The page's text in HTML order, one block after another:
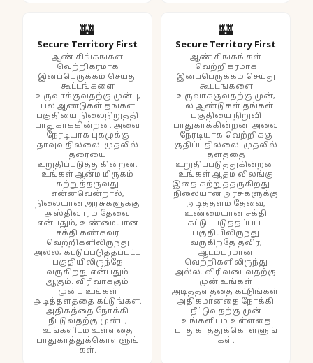
🏰
Secure Territory First
ஆண் சிங்கங்கள்
வெற்றிகரமாக
இனப்பெருக்கம் செய்து
கூட்டங்களை
உருவாக்குவதற்கு முன்பு,
பல ஆண்டுகள் தங்கள்
பகுதியை நிலைநிறுத்தி
பாதுகாக்கின்றன. அவை
நேரடியாக புகழுக்கு
தாவுவதில்லை. முதலில்
தரையை
உறுதிப்படுத்துகின்றன.
உங்கள் ஆன்ம மிருகம்
கற்றுத்தருவது
என்னவென்றால்,
நிலையான அரசுகளுக்கு
அஸ்திவாரம் தேவை
என்பதும், உண்மையான
சக்தி கண்கவர்
வெற்றிகளிலிருந்து
அல்ல, கட்டுப்படுத்தப்பட்ட
பகுதியிலிருந்தே
வருகிறது என்பதும்
ஆகும். விரிவாக்கும்
முன்பு உங்கள்
அடித்தளத்தை கட்டுங்கள்.
அதிகத்தை நோக்கி
நீட்டுவதற்கு முன்பு,
உங்களிடம் உள்ளதை
பாதுகாத்துக்கொள்ளுங்
கள்.
🏰
Secure Territory First
ஆண் சிங்கங்கள்
வெற்றிகரமாக
இனப்பெருக்கம் செய்து
கூட்டங்களை
உருவாக்குவதற்கு முன்,
பல ஆண்டுகள் தங்கள்
பகுதியை நிறுவி
பாதுகாக்கின்றன. அவை
நேரடியாக வெற்றிக்கு
குதிப்பதில்லை. முதலில்
தளத்தை
உறுதிப்படுத்துகின்றன.
உங்கள் ஆத்ம விலங்கு
இதை கற்றுத்தருகிறது —
நிலையான அரசுகளுக்கு
அடித்தளம் தேவை,
உண்மையான சக்தி
கட்டுப்படுத்தப்பட்ட
பகுதியிலிருந்து
வருகிறதே தவிர,
ஆடம்பரமான
வெற்றிகளிலிருந்து
அல்ல. விரிவடைவதற்கு
முன் உங்கள்
அடித்தளத்தை கட்டுங்கள்.
அதிகமானதை நோக்கி
நீட்டுவதற்கு முன்
உங்களிடம் உள்ளதை
பாதுகாத்துக்கொள்ளுங்
கள்.